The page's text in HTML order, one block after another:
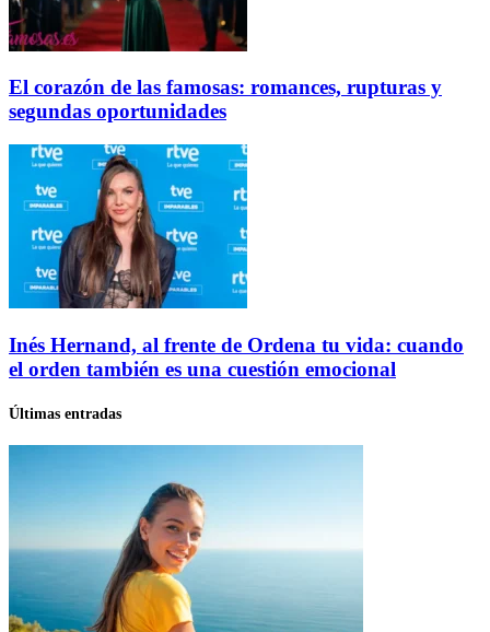
El corazón de las famosas: romances, rupturas y
segundas oportunidades
Inés Hernand, al frente de Ordena tu vida: cuando
el orden también es una cuestión emocional
Últimas entradas